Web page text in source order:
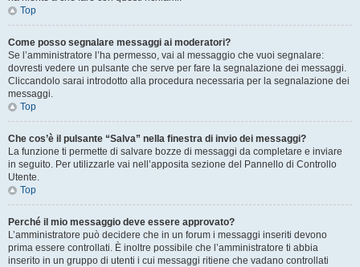
Top
Come posso segnalare messaggi ai moderatori?
Se l’amministratore l’ha permesso, vai al messaggio che vuoi segnalare:
dovresti vedere un pulsante che serve per fare la segnalazione dei messaggi.
Cliccandolo sarai introdotto alla procedura necessaria per la segnalazione dei
messaggi.
Top
Che cos’è il pulsante “Salva” nella finestra di invio dei messaggi?
La funzione ti permette di salvare bozze di messaggi da completare e inviare
in seguito. Per utilizzarle vai nell’apposita sezione del Pannello di Controllo
Utente.
Top
Perché il mio messaggio deve essere approvato?
L’amministratore può decidere che in un forum i messaggi inseriti devono
prima essere controllati. È inoltre possibile che l’amministratore ti abbia
inserito in un gruppo di utenti i cui messaggi ritiene che vadano controllati